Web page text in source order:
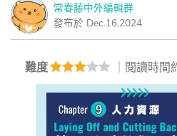
常春藤中外編輯群
發布於 Dec.16,2024
難度 ｜閱讀時